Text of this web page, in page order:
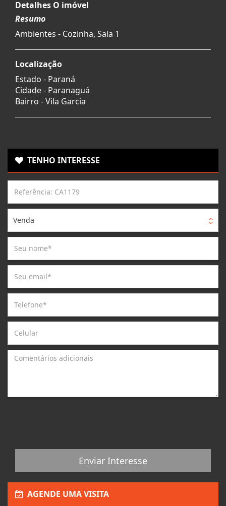
Detalhes O imóvel
Resumo
Ambientes - Cozinha, Sala 1
Localização
Estado - Paraná
Cidade - Paranaguá
Bairro -Vila Garcia
TENHO INTERESSE
Venda
Enviar Interesse
AGENDE UMA VISITA